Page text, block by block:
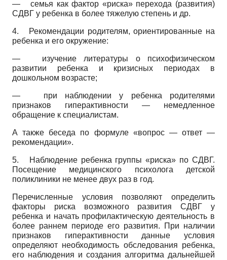
— семья как фактор «риска» перехода (развития)
СДВГ у ребенка в более тяжелую степень и др.
4.
Рекомендации родителям, ориентированные на
ребенка и его окружение:
— изучение литературы о психофизическом
развитии ребенка и кризисных периодах в
дошкольном возрасте;
— при наблюдении у ребенка родителями
признаков гиперактивности — немедленное
обращение к специалистам.
А также беседа по формуле «вопрос — ответ —
рекомендации».
5.
Наблюдение ребенка группы «риска» по СДВГ.
Посещение медицинского психолога детской
поликлиники не менее двух раз в год.
Перечисленные условия позволяют определить
факторы риска возможного развития СДВГ у
ребенка и начать профилактическую деятельность в
более раннем периоде его развития. При наличии
признаков гиперактивности данные условия
определяют необходимость обследования ребенка,
его наблюдения и создания алгоритма дальнейшей